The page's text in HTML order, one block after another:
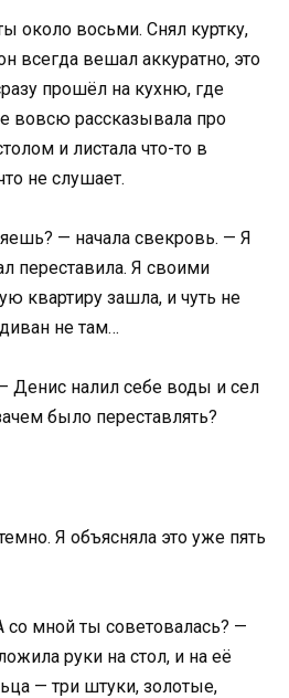
около восьми. Снял куртку,
всегда вешал аккуратно, это
прошёл на кухню, где
вовсю рассказывала про
и листала что-то в
не слушает.
— начала свекровь. — Я
переставила. Я своими
квартиру зашла, и чуть не
не там…
Денис налил себе воды и сел
было переставлять?
Я объясняла это уже пять
мной ты советовалась? —
руки на стол, и на её
— три штуки, золотые,